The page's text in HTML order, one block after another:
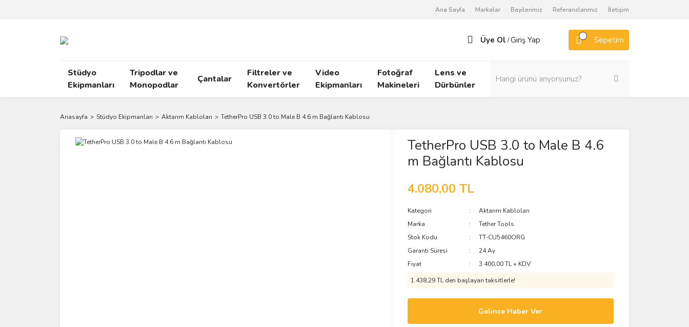
Ana Sayfa Markalar Bayilerimiz Referanslarımız İletişim
Üye Ol /Giriş Yap Sepetim
Stüdyo
Ekipmanları
Tripodlar ve
Monopodlar
Çantalar
Filtreler ve
Konvertörler
Video
Ekipmanları
Fotoğraf
Makineleri
Lens ve
Dürbünler
Anasayfa Stüdyo Ekipmanları Aktarım Kabloları TetherPro USB 3.0 to Male B 4.6 m Bağlantı Kablosu
TetherPro USB 3.0 to Male B 4.6
m Bağlantı Kablosu
4.080,00 TL
Kategori
Aktarım Kabloları
Marka
Tether Tools
Stok Kodu
TT-CU5460ORG
Garanti Süresi
24 Ay
Fiyat
3.400,00 TL + KDV
1.438,29 TL den başlayan taksitlerle!
Gelince Haber Ver